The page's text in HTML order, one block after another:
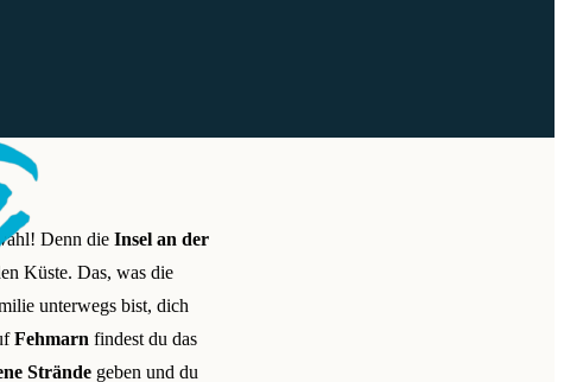
Denn die Insel an der
Küste. Das, was die
unterwegs bist, dich
Fehmarn findest du das
Strände geben und du